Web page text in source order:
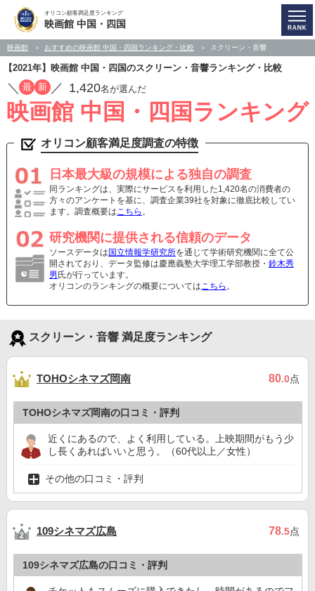
オリコン顧客満足度ランキング
映画館 中国・四国
映画館 おすすめの映画館 中国・四国ランキング・比較 スクリーン・音響
【2021年】映画館 中国・四国のスクリーン・音響ランキング・比較
／ 最 新 ／ 1,420名が選んだ
映画館 中国・四国ランキング
オリコン顧客満足度調査の特徴
日本最大級の規模による独自の調査
同ランキングは、実際にサービスを利用した1,420名の消費者の
方々のアンケートを基に、調査企業39社を対象に徹底比較してい
ます。調査概要はこちら 。
研究機関に提供される信頼のデータ
ソースデータは 国立情報学研究所を通じて学術研究機関に全て公
開されており、データ監修は慶應義塾大学理工学部教授・ 鈴木秀
男 氏が行っています。
オリコンのランキングの概要についてはこちら 。
スクリーン・音響 満足度ランキング
TOHOシネマズ岡南 80.0点
TOHOシネマズ岡南の口コミ・評判
近くにあるので、よく利用している。上映期間がもう少
し長くあればいいと思う。（60代以上／女性）
その他の口コミ・評判
109シネマズ広島 78.5点
109シネマズ広島の口コミ・評判